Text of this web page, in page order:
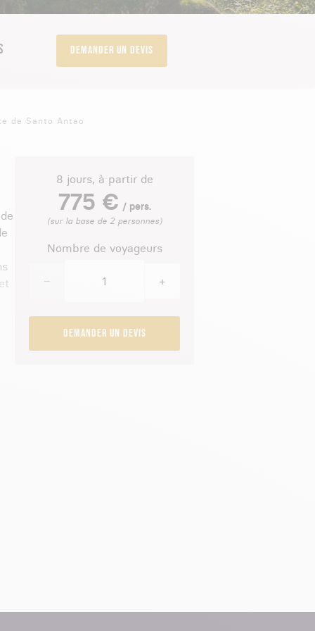
Demander un devis
de Santo Antao
8 jours, à partir de
775 € / pers.
(sur la base de 2 personnes)
Nombre de voyageurs
− +
Demander un devis